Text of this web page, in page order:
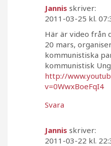
Jannis skriver:
2011-03-25 kl.
Här är video från
20 mars,
kommunistiska
kommunistisk
http://
v=0WwxBoeFqI4
Svara
Jannis skriver:
2011-03-22 kl.